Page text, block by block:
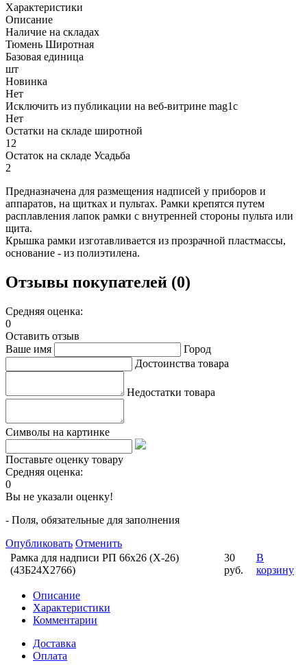
Характеристики
Описание
Наличие на складах
Тюмень Широтная
Базовая единица
шт
Новинка
Нет
Исключить из публикации на веб-витрине mag1c
Нет
Остатки на складе широтной
12
Остаток на складе Усадьба
2
Предназначена для размещения надписей у приборов и
аппаратов, на щитках и пультах. Рамки крепятся путем
расплавления лапок рамки с внутренней стороны пульта или
щита.
Крышка рамки изготавливается из прозрачной пластмассы,
основание - из полиэтилена.
Отзывы покупателей (0)
Средняя оценка:
0
Оставить отзыв
Ваше имя
Город
Достоинства товара
Недостатки товара
Символы на картинке
Поставьте оценку товару
Средняя оценка:
0
Вы не указали оценку!
- Поля, обязательные для заполнения
Опубликовать Отменить
Рамка для надписи РП 66х26 (Х-26)
(43Б24Х2766)
30
руб.
В
корзину
Описание
Характеристики
Комментарии
Доставка
Оплата